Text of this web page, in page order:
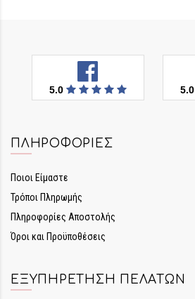
5.0 5.0
ΠΛΗΡΟΦΟΡΊΕΣ
Ποιοι Είμαστε
Τρόποι Πληρωμής
Πληροφορίες Αποστολής
Όροι και Προϋποθέσεις
ΕΞΥΠΗΡΈΤΗΣΗ ΠΕΛΑΤΏΝ